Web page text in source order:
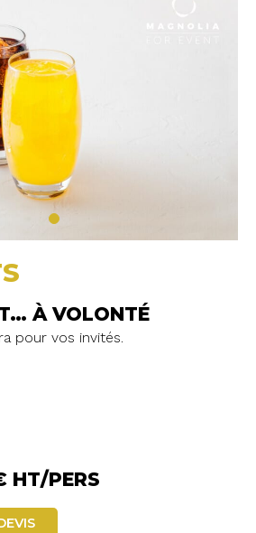
À VOLONTÉ
pour vos invités.
HT/PERS